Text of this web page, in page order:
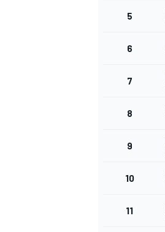
5
6
7
8
9
10
11